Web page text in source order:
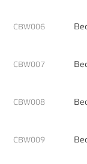
CBW006
CBW007
CBW008
CBW009